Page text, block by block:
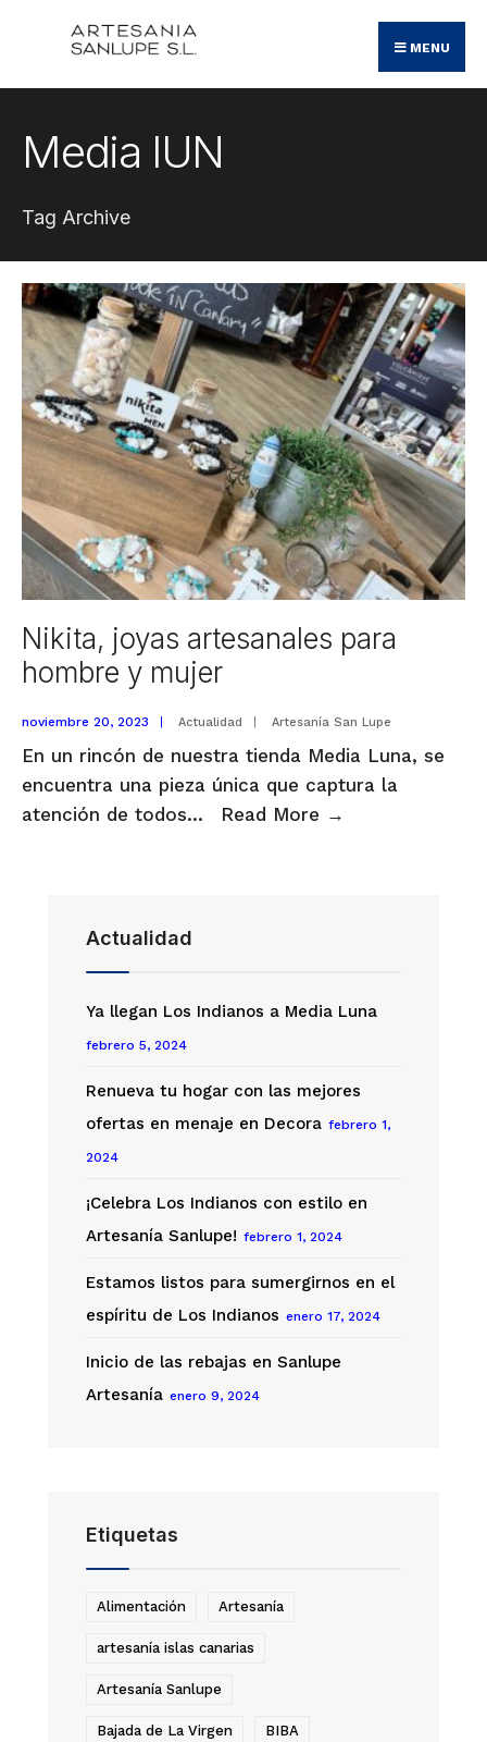
content
MENU
Media lUN
Tag Archive
Nikita, joyas artesanales para
hombre y mujer
noviembre 20, 2023 Actualidad Artesanía San Lupe
En un rincón de nuestra tienda Media Luna, se
encuentra una pieza única que captura la
atención de todos... Read More →
Actualidad
Ya llegan Los Indianos a Media Luna
febrero 5, 2024
Renueva tu hogar con las mejores
ofertas en menaje en Decora febrero 1,
2024
¡Celebra Los Indianos con estilo en
Artesanía Sanlupe! febrero 1, 2024
Estamos listos para sumergirnos en el
espíritu de Los Indianos enero 17, 2024
Inicio de las rebajas en Sanlupe
Artesanía enero 9, 2024
Etiquetas
Alimentación Artesanía
artesanía islas canarias
Artesanía Sanlupe
Bajada de La Virgen BIBA
for: